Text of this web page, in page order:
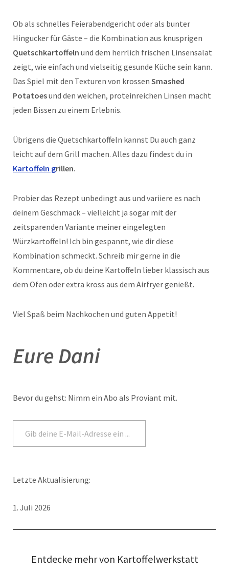
Ob als schnelles Feierabendgericht oder als bunter
Hingucker für Gäste – die Kombination aus knusprigen
Quetschkartoffeln und dem herrlich frischen Linsensalat
zeigt, wie einfach und vielseitig gesunde Küche sein kann.
Das Spiel mit den Texturen von krossen Smashed
Potatoesund den weichen, proteinreichen Linsen macht
jeden Bissen zu einem Erlebnis.
Übrigens die Quetschkartoffeln kannst Du auch ganz
leicht auf dem Grill machen. Alles dazu findest du in
Kartoffeln grillen.
Probier das Rezept unbedingt aus und variiere es nach
deinem Geschmack – vielleicht ja sogar mit der
zeitsparenden Variante meiner eingelegten
Würzkartoffeln! Ich bin gespannt, wie dir diese
Kombination schmeckt. Schreib mir gerne in die
Kommentare, ob du deine Kartoffeln lieber klassisch aus
dem Ofen oder extra kross aus dem Airfryer genießt.
Viel Spaß beim Nachkochen und guten Appetit!
Eure Dani
Bevor du gehst: Nimm ein Abo als Proviant mit.
Letzte Aktualisierung:
1. Juli 2026
Entdecke mehr von Kartoffelwerkstatt